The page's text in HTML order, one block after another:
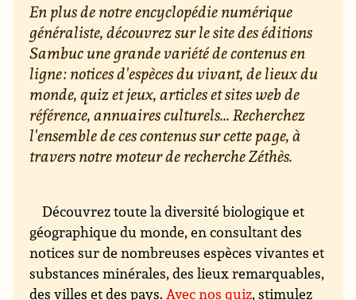
En plus de notre encyclopédie numérique
généraliste, découvrez sur le site des éditions
Sambuc une grande variété de contenus en
ligne : notices d'espèces du vivant, de lieux du
monde, quiz et jeux, articles et sites web de
référence, annuaires culturels... Recherchez
l'ensemble de ces contenus sur cette page, à
travers notre moteur de recherche Zéthès.
Découvrez toute la diversité biologique et
géographique du monde, en consultant des
notices sur de nombreuses espèces vivantes et
substances minérales, des lieux remarquables,
des villes et des pays. Avec nos quiz, stimulez